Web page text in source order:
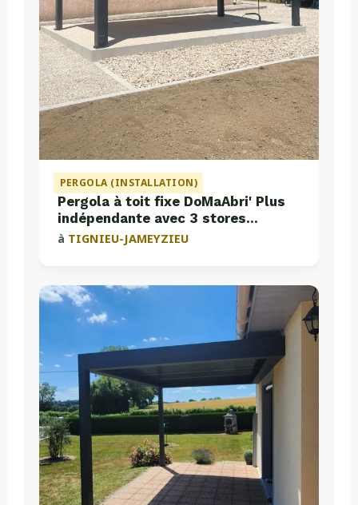
PERGOLA (INSTALLATION)
Pergola à toit fixe DoMaAbri' Plus
indépendante avec 3 stores
intégrés
à TIGNIEU-JAMEYZIEU